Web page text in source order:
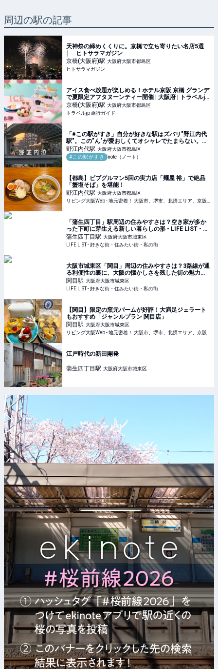
周辺の駅の記事
天神祭の締めくくりに。京橋で立ち寄りたい名店5選
│ ヒトサラマガジン
京橋(大阪府)駅 大阪府大阪市都島区
ヒトサラマガジン
アイス食べ放題が楽しめる！ホテル京阪 京橋 グランデ
で夏限定アフタヌーンティー開催 | 大阪府 | トラベルjp
旅行ガイド
京橋(大阪府)駅 大阪府大阪市都島区
トラベルjp 旅行ガイド
「#この駅がすき」自分が好きな駅はズバリ"野江内代
駅"。この"ん"が愛おしくてオシャレでたまらない。｜
とよとみ
野江内代駅 大阪府大阪市都島区
#この駅がすき
note（ノート）
【都島】ビブグルマン5回の実力店「麺屋 裕」で絶品
「蟹塩そば」を堪能！
野江内代駅 大阪府大阪市都島区
「蒲生四丁目」駅周辺の住みやすさは？空き家が多か
った下町に芽生える新しい暮らしの形 - LIFE LIST - 好
きな街・住みたい街・私の街
蒲生四丁目駅 大阪府大阪市城東区
LIFE LIST - 好きな街・住みたい街・私の街
大阪市城東区「関目」周辺の住みやすさは？3路線が通
る利便性の裏に、大阪の懐かしさを残した街の魅力を
ご紹介 - LIFE LIST - 好きな街・住みたい街・私の街
関目駅 大阪府大阪市城東区
LIFE LIST - 好きな街・住みたい街・私の街
【関目】限定の窯元バームが好評！大満足ジェラート
もおすすめ「ジャンルプラン 関目店」
関目駅 大阪府大阪市城東区
江戸時代の新田開発
蒲生四丁目駅 大阪府大阪市城東区